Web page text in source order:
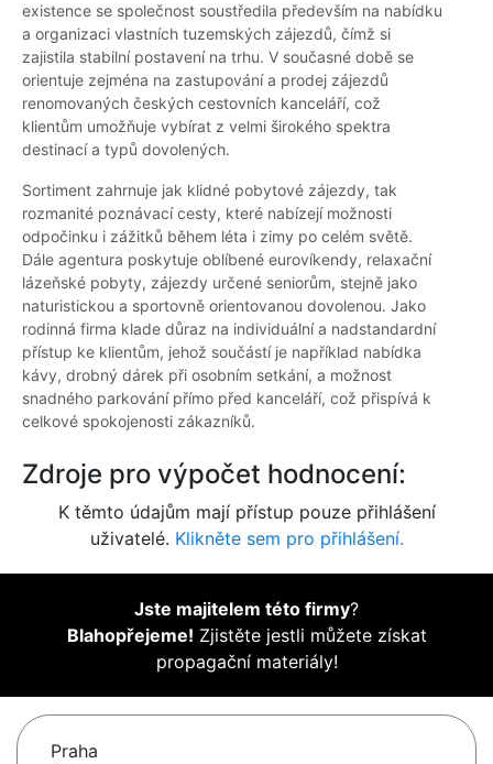
existence se společnost soustředila především na nabídku
a organizaci vlastních tuzemských zájezdů, čímž si
zajistila stabilní postavení na trhu. V současné době se
orientuje zejména na zastupování a prodej zájezdů
renomovaných českých cestovních kanceláří, což
klientům umožňuje vybírat z velmi širokého spektra
destinací a typů dovolených.
Sortiment zahrnuje jak klidné pobytové zájezdy, tak
rozmanité poznávací cesty, které nabízejí možnosti
odpočinku i zážitků během léta i zimy po celém světě.
Dále agentura poskytuje oblíbené eurovíkendy, relaxační
lázeňské pobyty, zájezdy určené seniorům, stejně jako
naturistickou a sportovně orientovanou dovolenou. Jako
rodinná firma klade důraz na individuální a nadstandardní
přístup ke klientům, jehož součástí je například nabídka
kávy, drobný dárek při osobním setkání, a možnost
snadného parkování přímo před kanceláří, což přispívá k
celkové spokojenosti zákazníků.
Zdroje pro výpočet hodnocení:
K těmto údajům mají přístup pouze přihlášení
uživatelé. Klikněte sem pro přihlášení.
Jste majitelem této firmy?
Blahopřejeme! Zjistěte jestli můžete získat
propagační materiály!
Praha